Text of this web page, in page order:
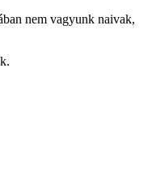
nem vagyunk naivak,